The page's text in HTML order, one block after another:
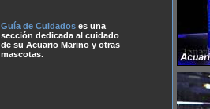
Guía de Cuidados es una
sección dedicada al cuidado
de su Acuario Marino y otras
mascotas.